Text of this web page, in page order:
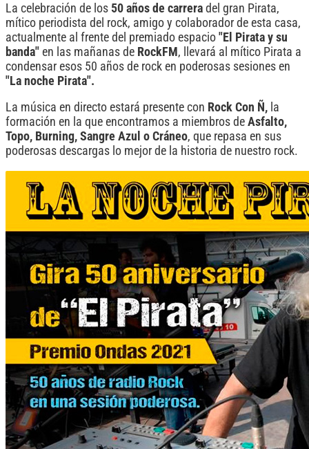
La celebración de los 50 años de carrera del gran Pirata,
mítico periodista del rock, amigo y colaborador de esta casa,
actualmente al frente del premiado espacio "El Pirata y su
banda" en las mañanas de RockFM, llevará al mítico Pirata a
condensar esos 50 años de rock en poderosas sesiones en
"La noche Pirata".
La música en directo estará presente con Rock Con Ñ, la
formación en la que encontramos a miembros de Asfalto,
Topo, Burning, Sangre Azul o Cráneo, que repasa en sus
poderosas descargas lo mejor de la historia de nuestro rock.